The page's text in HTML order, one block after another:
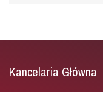
Kancelaria Główna